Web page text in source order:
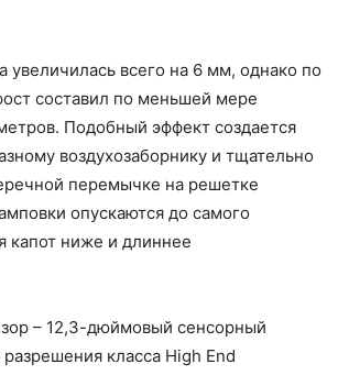
увеличилась всего на 6 мм, однако по
составил по меньшей мере
Подобный эффект создается
воздухозаборнику и тщательно
перемычке на решетке
опускаются до самого
капот ниже и длиннее
– 12,3-дюймовый сенсорный
класса High End